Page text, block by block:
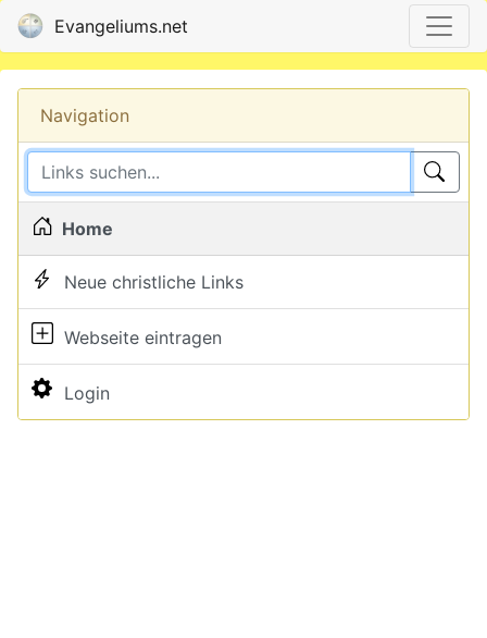
Evangeliums.net
Navigation
Home
Neue christliche Links
Webseite eintragen
Login